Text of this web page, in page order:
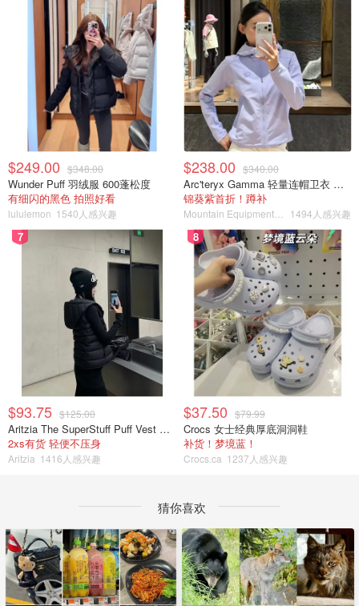
$249.00 $348.00
Wunder Puff 羽绒服 600蓬松度
有细闪的黑色 拍照好看
lululemon 1540人感兴趣
$238.00 $340.00
Arc'teryx Gamma 轻量连帽卫衣 女款
锦葵紫首折！蹲补
1494人感兴趣
7
$93.75 $125.00
Aritzia The SuperStuff Puff Vest 轻盈亮面马甲
2xs有货 轻便不压身
Aritzia 1416人感兴趣
8
$37.50 $79.99
Crocs 女士经典厚底洞洞鞋
补货！梦境蓝！
Crocs.ca 1237人感兴趣
猜你喜欢